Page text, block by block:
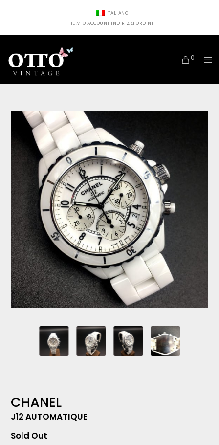
ITALIANO
IL MIO ACCOUNT INDIRIZZI ORDINI
0
CHANEL
J12 AUTOMATIQUE
Sold Out